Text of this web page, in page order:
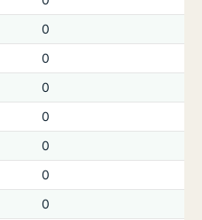
0
0
0
0
0
0
0